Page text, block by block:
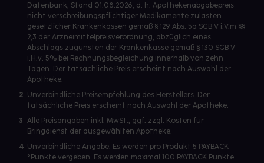
Datenbank, Stand 01.08.2026, d. h. Apothekenabgabepreis
nicht verschreibungspflichtiger Medikamente zulasten
gesetzlicher Krankenkassen gemäß § 129 Abs. 5a SGB V i.V.m §§
2,3 der Arzneimittelpreisverordnung, abzüglich eines
Abschlags zugunsten der Krankenkasse gemäß § 130 SGB V
i.H.v. 5% bei Rechnungsbegleichung innerhalb von zehn
Tagen. Der tatsächliche Preis erscheint nach Auswahl der
Apotheke.
2 Unverbindliche Preisempfehlung des Herstellers. Der
tatsächliche Preis erscheint nach Auswahl der Apotheke.
3 Alle Preisangaben inkl. MwSt., ggf. zzgl. Kosten für
Bringdienst der ausgewählten Apotheke.
4 Unverbindliche Angabe. Es werden pro Produkt 5 PAYBACK
°Punkte vergeben. Es werden maximal 100 PAYBACK Punkte